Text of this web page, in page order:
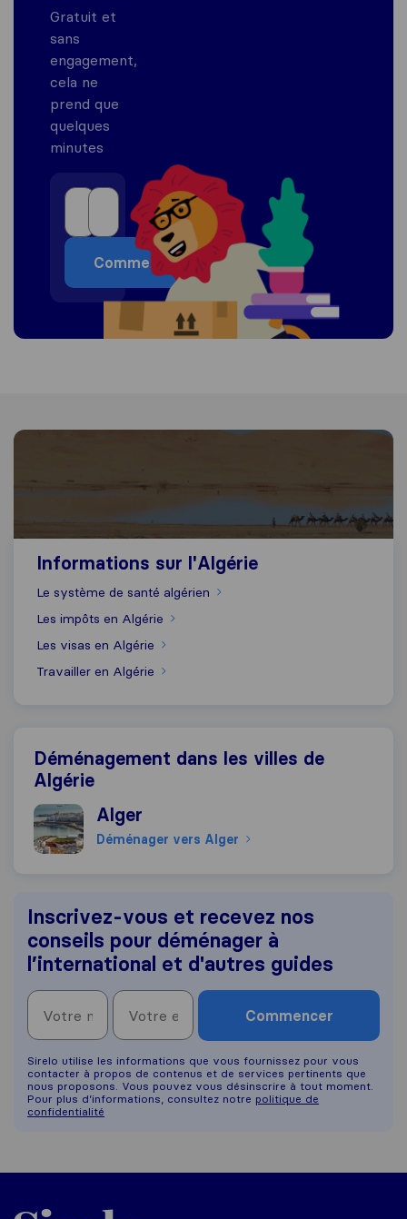
Informations sur l'Algérie
Informations sur l'Algérie
Le système de santé algérien
Les impôts en Algérie
Les visas en Algérie
Travailler en Algérie
Déménagement dans les villes de
Algérie
Déménager vers Alger
Alger
Déménager vers Alger
Inscrivez-vous et recevez nos
conseils pour déménager à
l’international et d'autres guides
Commencer
Sirelo utilise les informations que vous fournissez pour vous
contacter à propos de contenus et de services pertinents que
nous proposons. Vous pouvez vous désinscrire à tout moment.
Pour plus d’informations, consultez notre politique de
confidentialité
Gratuit et
sans
engagement,
cela ne
prend que
quelques
minutes
Commencer
Sirelo.fr